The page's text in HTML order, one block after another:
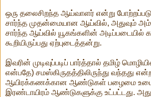
ஒரு தலைசிறந்த ஆய்வாளர் என்று
சார்ந்த முதன்மையான ஆய்வில், அதுவும்
சார்ந்த ஆய்வில் யூகங்களின் அடிப்படையில்
கூறியிருப்பது ஏற்புடைத்தன்று.
இவரின் முடிவுப்படிப் பார்த்தால் தமிழ்
என்பதே) சமஸ்கிருதத்திலிருந்து வந்தது
ஆயிரக்கணக்கான ஆண்டுகள் பழைமை
இரண்டாயிரம் ஆண்டுகளுக்கு உட்பட்டது.